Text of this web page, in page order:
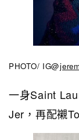
PHOTO/ IG@
一身Saint
Jer，再配襯